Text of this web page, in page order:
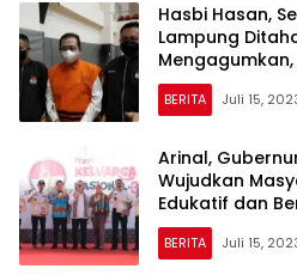
Hasbi Hasan,
Lampung
Showroom
BERITA Juli 15,
Arinal,
Wujudkan
Edukatif dan
Harganas ke-30
BERITA Juli 15,